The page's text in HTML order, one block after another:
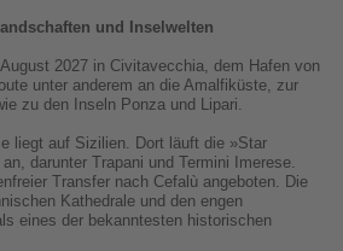
und Inselwelten
2027 in Civitavecchia, dem Hafen von
unter anderem an die Amalfiküste, zur
zu den Inseln Ponza und Lipari.
liegt auf Sizilien. Dort läuft die »Star
darunter Trapani und Termini Imerese.
Transfer nach Cefalù angeboten. Die
Kathedrale und den engen
eines der bekanntesten historischen